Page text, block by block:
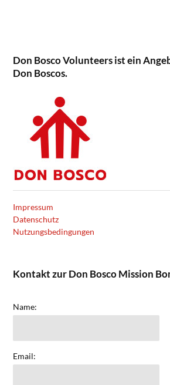
Don Bosco Volunteers ist ein
Don Boscos.
Impressum
Datenschutz
Nutzungsbedingungen
Kontakt zur Don Bosco Mission
Name:
Email: